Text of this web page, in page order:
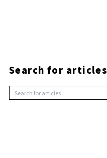
Search for articles